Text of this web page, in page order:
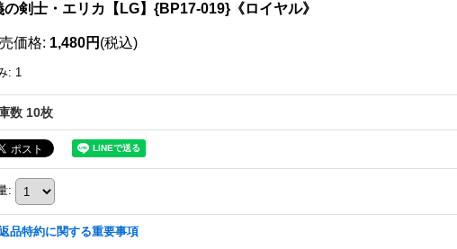
の剣士・エリカ【LG】{BP17-019}《ロイヤル》
価格: 1,480円 (税込)
: 1
数 10枚
:
品特約に関する重要事項